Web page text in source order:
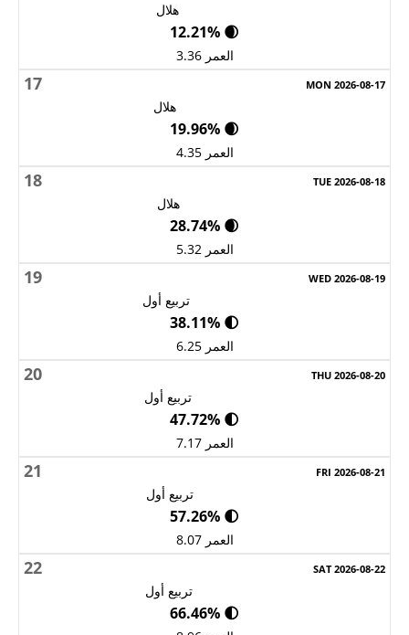
هلال
🌒 12.21%
العمر 3.36
17
هلال
🌒 19.96%
العمر 4.35
18
هلال
🌒 28.74%
العمر 5.32
19
تربيع أول
🌓 38.11%
العمر 6.25
20
تربيع أول
🌓 47.72%
العمر 7.17
21
تربيع أول
🌓 57.26%
العمر 8.07
22
تربيع أول
🌓 66.46%